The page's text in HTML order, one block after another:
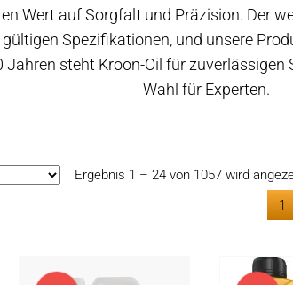
Wert auf Sorgfalt und Präzision. Der
Spezifikationen, und unsere
Jahren steht Kroon-Oil für zuverlässigen
Wahl für Experten.
Ergebnis 1 – 24 von 1057 wird
1